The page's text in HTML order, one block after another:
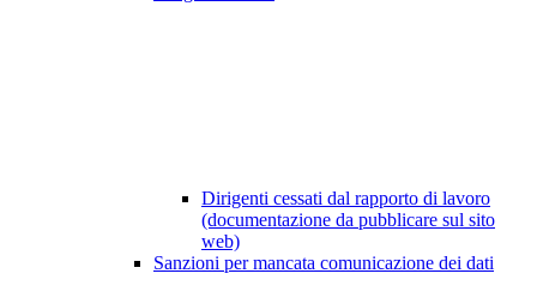
Dirigenti cessati dal rapporto di lavoro
(documentazione da pubblicare sul sito
web)
Sanzioni per mancata comunicazione dei dati